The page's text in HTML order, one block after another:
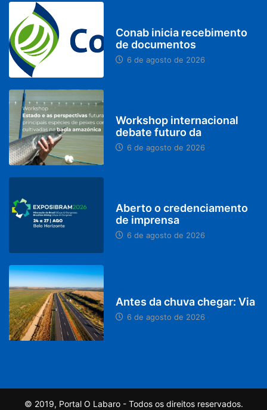
Conab inicia recebimento
de documentos
6 de agosto de 2026
Workshop internacional
debate futuro da
6 de agosto de 2026
Aberto o credenciamento
de imprensa
6 de agosto de 2026
Antes da chuva chegar: Via
6 de agosto de 2026
© 2019, Portal O Labaro - Todos os direitos reservados.